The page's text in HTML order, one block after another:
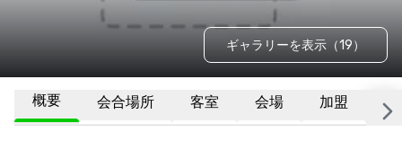
ギャラリーを表示（19）
概要 会合場所 客室 会場 加盟 そ